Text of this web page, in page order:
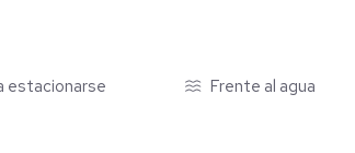
estacionarse
Frente al agua